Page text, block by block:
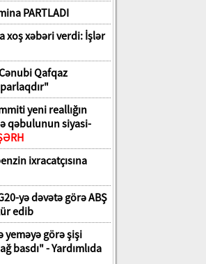
PARTLADI
xoş xəbəri verdi: İşlər
Qafqaz
yeni reallığın
qəbulunun siyasi-
ixracatçısına
yə dəvətə görə ABŞ
edib
yeməyə görə şişi
basdı" - Yardımlıda